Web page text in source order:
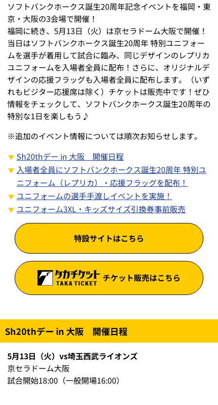
ソフトバンクホークス誕生20周年記念イベントを福岡・東
京・大阪の3会場で開催！
福岡に続き、5月13日（火）は京セラドーム大阪で開催！
当日はソフトバンクホークス誕生20周年 特別ユニフォー
ムを選手が着用して試合に臨み、同じデザインのレプリカ
ユニフォームを入場者全員に配布！さらに、オリジナルデ
ザインの応援フラッグも入場者全員に配布します。（いず
れもビジター応援席は除く）チケットは販売中です！ぜひ
情報をチェックして、ソフトバンクホークス誕生20周年の
特別な1日を楽しもう♪
※追加のイベント情報については順次お知らせします。
Sh20thデー in 大阪 開催日程
入場者全員にソフトバンクホークス誕生20周年 特別ユ
ニフォーム（レプリカ）・応援フラッグを配布！
ユニフォームの選手手渡しイベントを実施！
ユニフォーム3XL・キッズサイズ引換券事前販売
特設サイトはこちら
チケット販売はこちら
Sh20thデー in 大阪 開催日程
5月13日（火）vs埼玉西武ライオンズ
京セラドーム大阪
試合開始18:00（一般開場16:00）